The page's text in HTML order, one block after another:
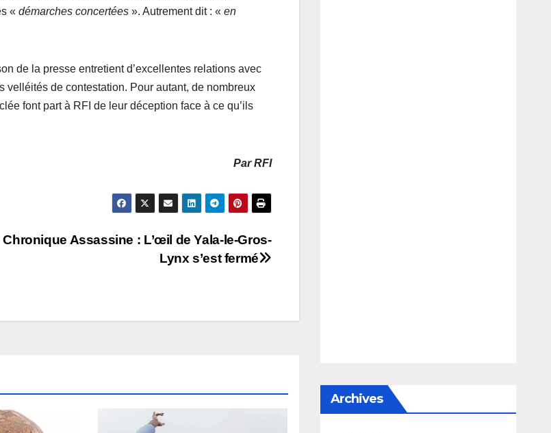
« démarches concertées ». Autrement dit : « en
de la presse entretient d’excellentes relations avec
velléités de contestation. Pour autant, de nombreux
font part à RFI de leur déception face à ce qu’ils
Par RFI
Chronique Assassine : L’œil de Yala-le-Gros-
Lynx s’est fermé
Archives